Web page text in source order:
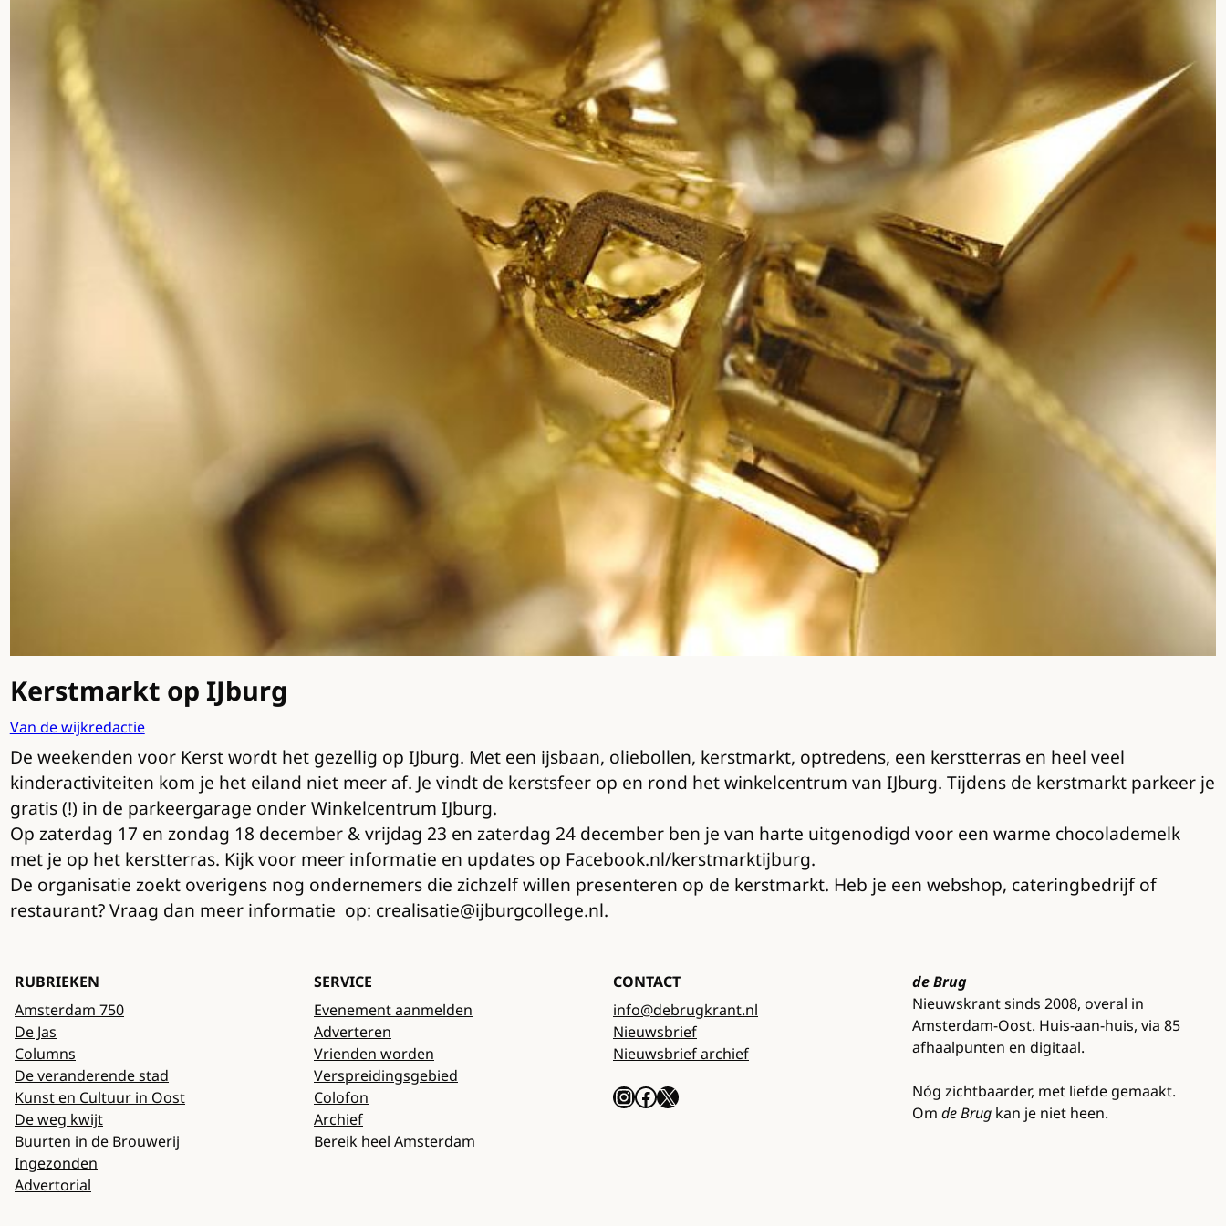
Kerstmarkt op IJburg
Van de wijkredactie
De weekenden voor Kerst wordt het gezellig op IJburg. Met een ijsbaan, oliebollen, kerstmarkt, optredens, een kerstterras en heel veel
kinderactiviteiten kom je het eiland niet meer af. Je vindt de kerstsfeer op en rond het winkelcentrum van IJburg. Tijdens de kerstmarkt parkeer je
gratis (!) in de parkeergarage onder Winkelcentrum IJburg.
Op zaterdag 17 en zondag 18 december & vrijdag 23 en zaterdag 24 december ben je van harte uitgenodigd voor een warme chocolademelk
met je op het kerstterras. Kijk voor meer informatie en updates op Facebook.nl/kerstmarktijburg.
De organisatie zoekt overigens nog ondernemers die zichzelf willen presenteren op de kerstmarkt. Heb je een webshop, cateringbedrijf of
restaurant? Vraag dan meer informatie op: crealisatie@ijburgcollege.nl.
RUBRIEKEN
Amsterdam 750
De Jas
Columns
De veranderende stad
Kunst en Cultuur in Oost
De weg kwijt
Buurten in de Brouwerij
Ingezonden
Advertorial
SERVICE
Evenement aanmelden
Adverteren
Vrienden worden
Verspreidingsgebied
Colofon
Archief
Bereik heel Amsterdam
CONTACT
info@debrugkrant.nl
Nieuwsbrief
Nieuwsbrief archief
InstagramFacebook X
de Brug
Nieuwskrant sinds 2008, overal in
Amsterdam-Oost. Huis-aan-huis, via 85
afhaalpunten en digitaal.
Nóg zichtbaarder, met liefde gemaakt.
Om de Brug kan je niet heen.